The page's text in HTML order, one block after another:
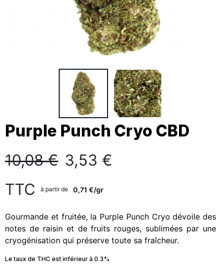
Purple Punch Cryo CBD
10,08 € 3,53 €
TTC
à partir de 0,71 €/gr
Gourmande et fruitée, la Purple Punch Cryo dévoile des
notes de raisin et de fruits rouges, sublimées par une
cryogénisation qui préserve toute sa fraîcheur.
Le taux de THC est inférieur à 0.3%